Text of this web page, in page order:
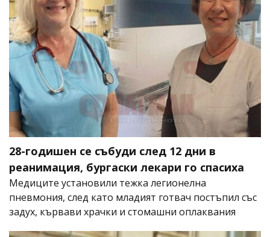
28-годишен се събуди след 12 дни в
реанимация, бургаски лекари го спасиха
Медиците установили тежка легионелна
пневмония, след като младият готвач постъпил със
задух, кървави храчки и стомашни оплаквания